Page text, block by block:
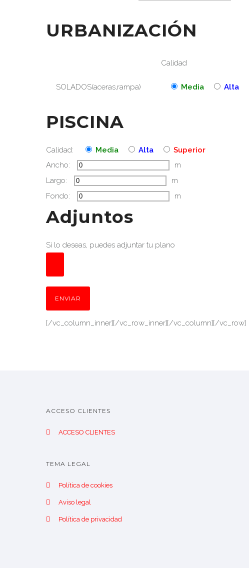
URBANIZACIÓN
Calidad
SOLADOS(aceras,rampa) Media Alta
PISCINA
Calidad: Media Alta
Superior
Ancho:
m
Largo:
m
Fondo:
m
Adjuntos
Si lo deseas, puedes adjuntar tu plano
[/vc_column_inner][/vc_row_inner][/vc_column][/vc_row]
ACCESO CLIENTES
ACCESO CLIENTES
TEMA LEGAL
Política de cookies
Aviso legal
Política de privacidad